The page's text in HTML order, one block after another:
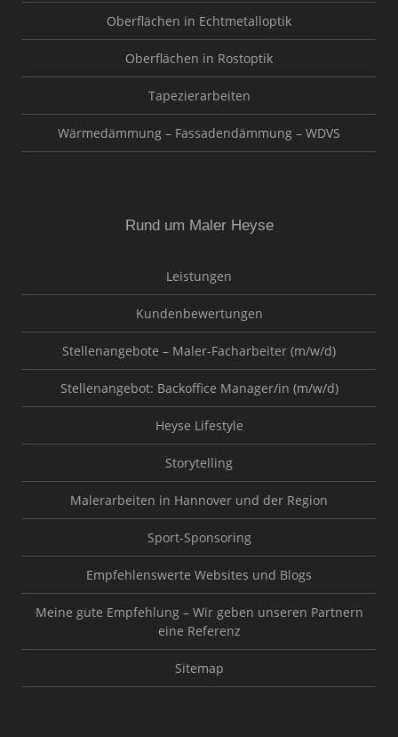
Oberflächen in Echtmetalloptik
Oberflächen in Rostoptik
Tapezierarbeiten
Wärmedämmung – Fassadendämmung – WDVS
Rund um Maler Heyse
Leistungen
Kundenbewertungen
Stellenangebote – Maler-Facharbeiter (m/w/d)
Stellenangebot: Backoffice Manager/in (m/w/d)
Heyse Lifestyle
Storytelling
Malerarbeiten in Hannover und der Region
Sport-Sponsoring
Empfehlenswerte Websites und Blogs
Meine gute Empfehlung – Wir geben unseren Partnern
eine Referenz
Sitemap